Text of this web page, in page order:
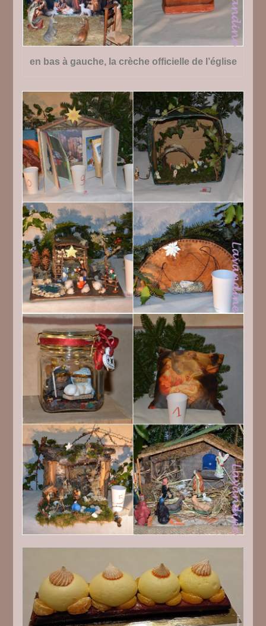
en bas à gauche, la crèche officielle de l’église